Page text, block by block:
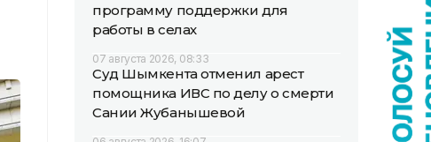
программу поддержки для
работы в селах
07 августа 2026, 08:33
Суд Шымкента отменил арест
помощника ИВС по делу о смерти
Сании Жубанышевой